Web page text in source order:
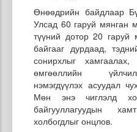
Өнөөдрийн байдлаар
Улсад 60 гаруй мянган
түүний дотор 20 гаруй
байгааг дурдаад,
сонирхлыг
өмгөөллийн
нэмэгдүүлэх асуудал
Мөн энэ чиглэлд
байгууллагуудын
холбогдлыг онцлов.